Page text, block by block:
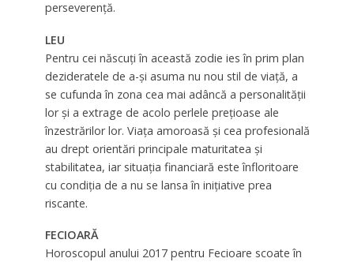
perseverenţă.
LEU
Pentru cei născuți în această zodie ies în prim plan
dezideratele de a-și asuma nu nou stil de viaţă, a
se cufunda în zona cea mai adâncă a personalităţii
lor şi a extrage de acolo perlele preţioase ale
înzestrărilor lor. Viaţa amoroasă şi cea profesională
au drept orientări principale maturitatea şi
stabilitatea, iar situaţia financiară este înfloritoare
cu condiţia de a nu se lansa în iniţiative prea
riscante.
FECIOARĂ
Horoscopul anului 2017 pentru Fecioare scoate în